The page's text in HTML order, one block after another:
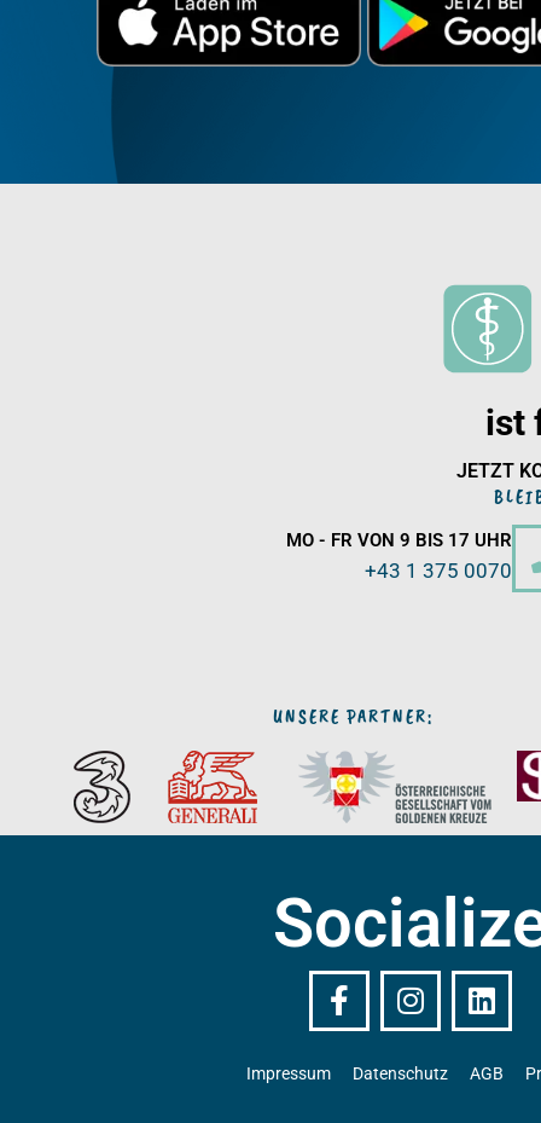
ist
JETZT
MO - FR VON 9 BIS 17 UHR
+43 1 375 0070
UNSERE PARTNER:
Impressum Datenschutz AGB